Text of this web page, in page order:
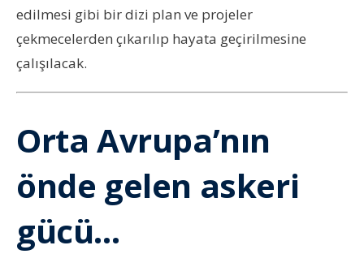
edilmesi gibi bir dizi plan ve projeler
çekmecelerden çıkarılıp hayata geçirilmesine
çalışılacak.
Orta Avrupa’nın
önde gelen askeri
gücü…